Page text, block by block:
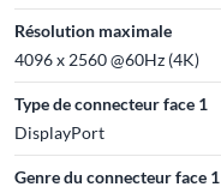
Résolution maximale
4096 x 2560 @60Hz (4K)
Type de connecteur face 1
DisplayPort
Genre du connecteur face 1